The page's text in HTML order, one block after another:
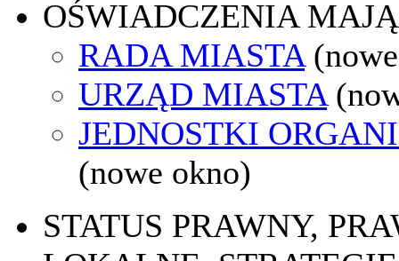
OŚWIADCZENIA
RADA MIASTA
URZĄD MIASTA
JEDNOSTKI
(nowe okno)
STATUS PRAWNY,